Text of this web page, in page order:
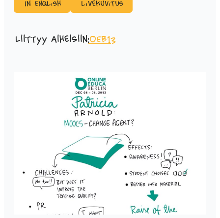
In English Livekuvitus
Liittyy aiheisiin:OEB13